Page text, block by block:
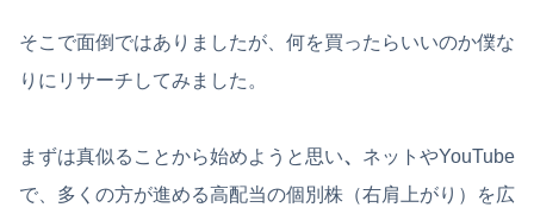
そこで面倒ではありましたが、何を買ったらいいのか僕な
りにリサーチしてみました。
まずは真似ることから始めようと思い、 ネットやYouTube
で、多くの方が進める高配当の個別株（右肩上がり）を広